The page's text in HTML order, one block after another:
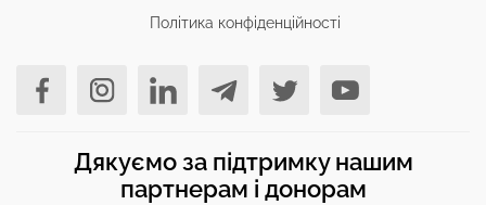
Політика конфіденційності
Дякуємо за підтримку нашим
партнерам і донорам